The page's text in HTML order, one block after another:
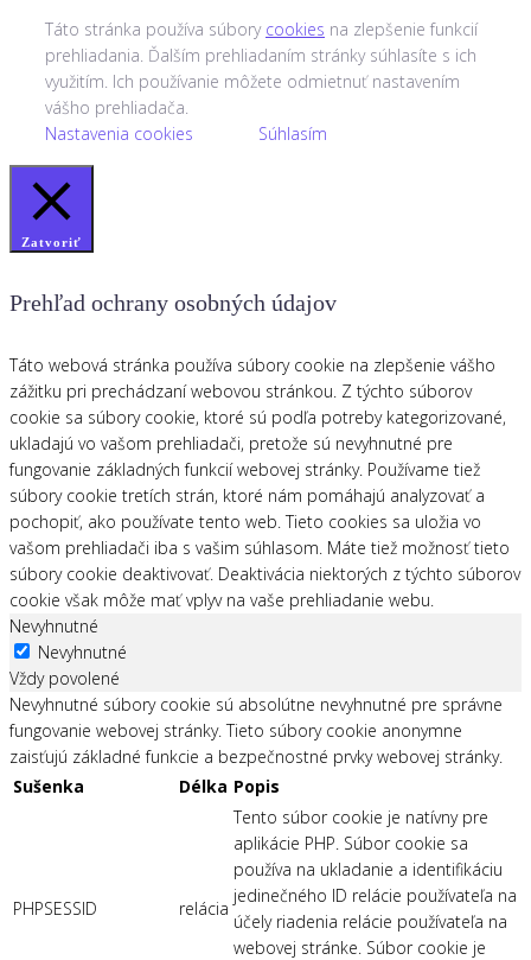
Táto stránka používa súbory cookies na zlepšenie funkcií
prehliadania. Ďalším prehliadaním stránky súhlasíte s ich
využitím. Ich používanie môžete odmietnuť nastavením
vášho prehliadača.
Nastavenia cookies
Súhlasím
Zatvoriť
Prehľad ochrany osobných údajov
Táto webová stránka používa súbory cookie na zlepšenie vášho
zážitku pri prechádzaní webovou stránkou. Z týchto súborov
cookie sa súbory cookie, ktoré sú podľa potreby kategorizované,
ukladajú vo vašom prehliadači, pretože sú nevyhnutné pre
fungovanie základných funkcií webovej stránky. Používame tiež
súbory cookie tretích strán, ktoré nám pomáhajú analyzovať a
pochopiť, ako používate tento web. Tieto cookies sa uložia vo
vašom prehliadači iba s vašim súhlasom. Máte tiež možnosť tieto
súbory cookie deaktivovať. Deaktivácia niektorých z týchto súborov
cookie však môže mať vplyv na vaše prehliadanie webu.
Nevyhnutné
Nevyhnutné
Vždy povolené
Nevyhnutné súbory cookie sú absolútne nevyhnutné pre správne
fungovanie webovej stránky. Tieto súbory cookie anonymne
zaisťujú základné funkcie a bezpečnostné prvky webovej stránky.
Sušenka
Délka Popis
PHPSESSID relácia
Tento súbor cookie je natívny pre
aplikácie PHP. Súbor cookie sa
používa na ukladanie a identifikáciu
jedinečného ID relácie používateľa na
účely riadenia relácie používateľa na
webovej stránke. Súbor cookie je